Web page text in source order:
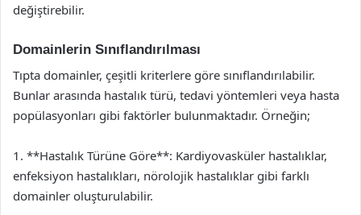
değiştirebilir.
Domainlerin Sınıflandırılması
Tıpta domainler, çeşitli kriterlere göre sınıflandırılabilir.
Bunlar arasında hastalık türü, tedavi yöntemleri veya hasta
popülasyonları gibi faktörler bulunmaktadır. Örneğin;
1. **Hastalık Türüne Göre**: Kardiyovasküler hastalıklar,
enfeksiyon hastalıkları, nörolojik hastalıklar gibi farklı
domainler oluşturulabilir.